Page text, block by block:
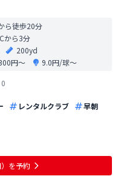
ら徒歩20分
から3分
200yd
円〜
9.0円/球〜
0
レンタルクラブ
早朝
を予約